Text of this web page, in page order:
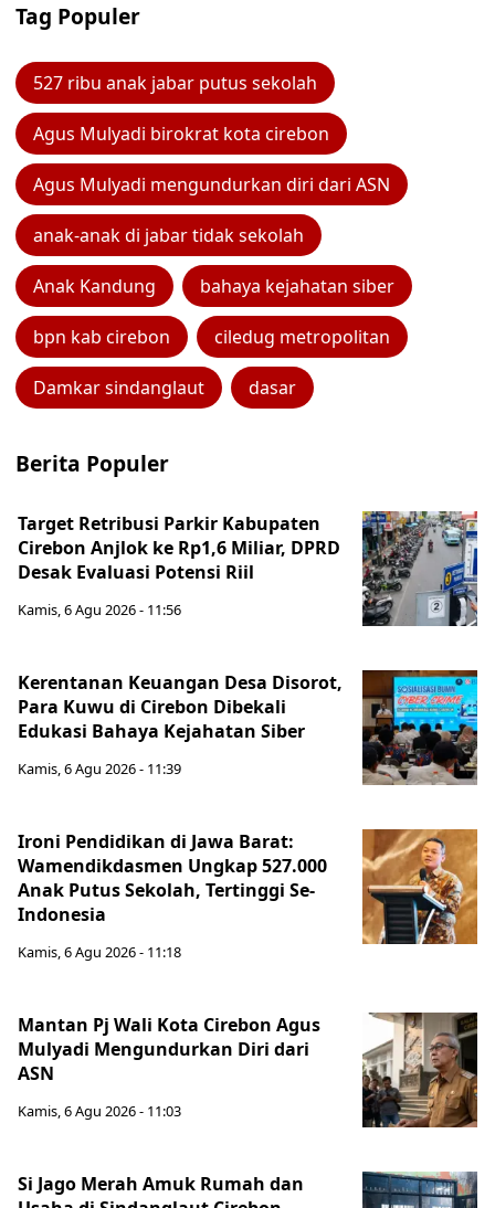
Tag Populer
527 ribu anak jabar putus sekolah
Agus Mulyadi birokrat kota cirebon
Agus Mulyadi mengundurkan diri dari ASN
anak-anak di jabar tidak sekolah
Anak Kandung bahaya kejahatan siber
bpn kab cirebon ciledug metropolitan
Damkar sindanglaut dasar
Berita Populer
Target Retribusi Parkir Kabupaten
Cirebon Anjlok ke Rp1,6 Miliar, DPRD
Desak Evaluasi Potensi Riil
Kamis, 6 Agu 2026 - 11:56
Kerentanan Keuangan Desa Disorot,
Para Kuwu di Cirebon Dibekali
Edukasi Bahaya Kejahatan Siber
Kamis, 6 Agu 2026 - 11:39
Ironi Pendidikan di Jawa Barat:
Wamendikdasmen Ungkap 527.000
Anak Putus Sekolah, Tertinggi Se-
Indonesia
Kamis, 6 Agu 2026 - 11:18
Mantan Pj Wali Kota Cirebon Agus
Mulyadi Mengundurkan Diri dari
ASN
Kamis, 6 Agu 2026 - 11:03
Si Jago Merah Amuk Rumah dan